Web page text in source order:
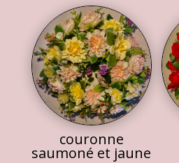
couronne
saumoné et jaune